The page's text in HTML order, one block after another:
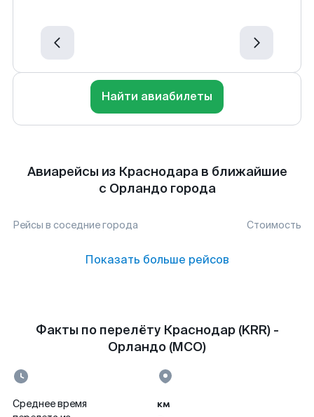
Найти авиабилеты
Авиарейсы из Краснодара в ближайшие
с Орландо города
Рейсы в соседние города Стоимость
Показать больше рейсов
Факты по перелёту Краснодар (KRR) -
Орландо (MCO)
Среднее время
км